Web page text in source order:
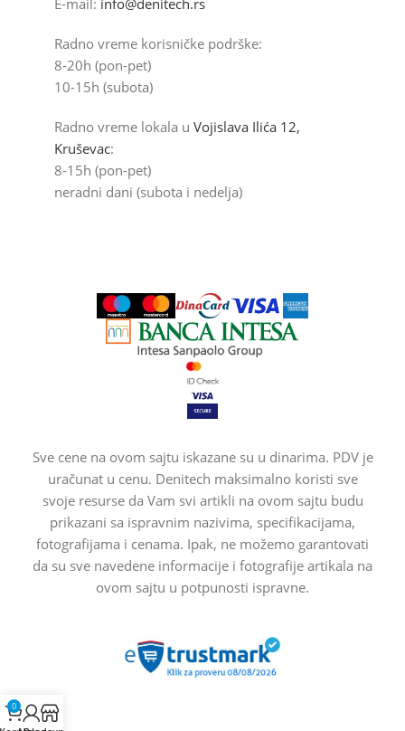
Radno vreme korisničke podrške:
8-20h (pon-pet)
10-15h (subota)
Radno vreme lokala u Vojislava Ilića 12,
Kruševac:
8-15h (pon-pet)
neradni dani (subota i nedelja)
Sve cene na ovom sajtu iskazane su u dinarima. PDV je
uračunat u cenu. Denitech maksimalno koristi sve
svoje resurse da Vam svi artikli na ovom sajtu budu
prikazani sa ispravnim nazivima, specifikacijama,
fotografijama i cenama. Ipak, ne možemo garantovati
da su sve navedene informacije i fotografije artikala na
ovom sajtu u potpunosti ispravne.
0